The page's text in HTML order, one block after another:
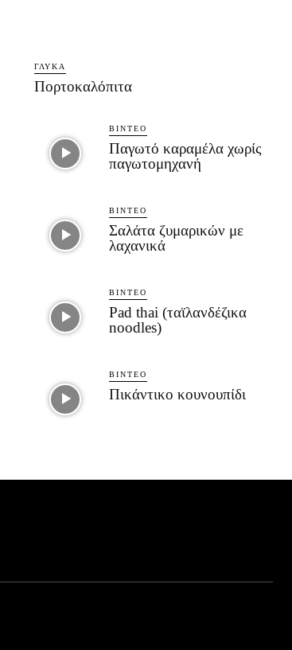
ΓΛΥΚΆ
Πορτοκαλόπιτα
ΒΊΝΤΕΟ
Παγωτό καραμέλα χωρίς
παγωτομηχανή
ΒΊΝΤΕΟ
Σαλάτα ζυμαρικών με
λαχανικά
ΒΊΝΤΕΟ
Pad thai (ταϊλανδέζικα
noodles)
ΒΊΝΤΕΟ
Πικάντικο κουνουπίδι